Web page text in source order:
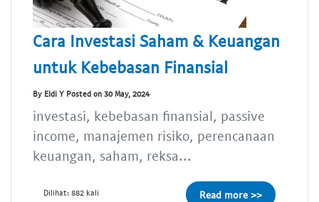
Cara Investasi Saham & Keuangan
untuk Kebebasan Finansial
By Eldi Y Posted on 30 May, 2024
investasi, kebebasan finansial, passive
income, manajemen risiko, perencanaan
keuangan, saham, reksa...
Dilihat: 882 kali Read more >>